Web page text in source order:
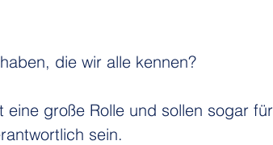
die wir alle kennen?
große Rolle und sollen sogar für
sein.